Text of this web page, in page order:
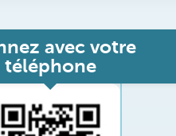
avec votre
téléphone